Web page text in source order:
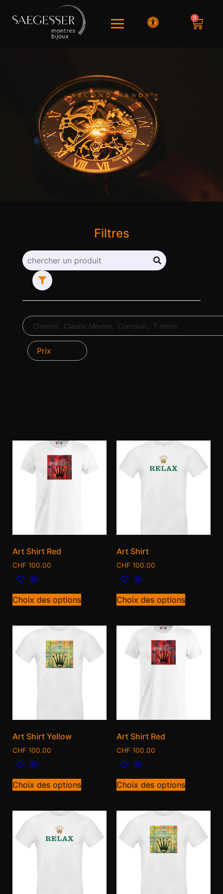
0
SECOND HANDS
Filtres
Charriol Claude Meylan Cornavin T-shirts
Prix
Art Shirt Red
CHF 100.00
Choix des options
Art Shirt
CHF 100.00
Choix des options
Art Shirt Yellow
CHF 100.00
Choix des options
Art Shirt Red
CHF 100.00
Choix des options